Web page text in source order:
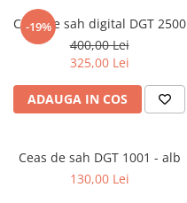
DGT
Finaluri
Instruire Generala
Instruire Generala
Lemn De Boxwood
Lemn De Sheesham
-19%
Ceas de sah digital DGT 2500
400,00 Lei
325,00 Lei
ADAUGA IN COS
Ceas de sah DGT 1001 - alb
130,00 Lei